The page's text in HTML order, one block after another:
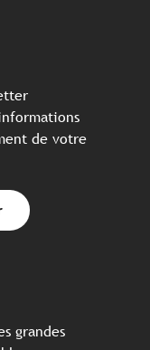
de votre
grandes